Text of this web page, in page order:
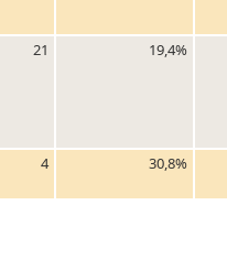
21 19,4%
4 30,8%